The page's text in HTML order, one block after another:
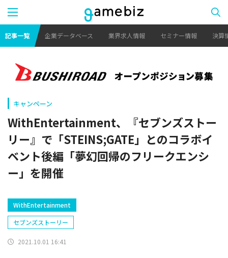
記事一覧 企業データベース 業界求人情報 セミナー情報 決算
キャンペーン
WithEntertainment、『セブンズストー
リー』で「STEINS;GATE」とのコラボイ
ベント後編「夢幻回帰のフリークエンシ
ー」を開催
WithEntertainment
セブンズストーリー
2021.10.01 16:41